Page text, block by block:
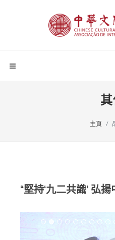
主頁
“堅持‘九二共識’ 弘